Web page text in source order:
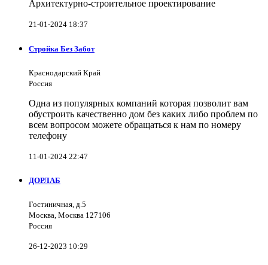
Архитектурно-строительное проектирование
21-01-2024 18:37
Стройка Без Забот
Краснодарский Край
Россия
Одна из популярных компаний которая позволит вам
обустроить качественно дом без каких либо проблем по
всем вопросом можете обращаться к нам по номеру
телефону
11-01-2024 22:47
ДОРЛАБ
Гостиничная, д.5
Москва, Москва 127106
Россия
26-12-2023 10:29